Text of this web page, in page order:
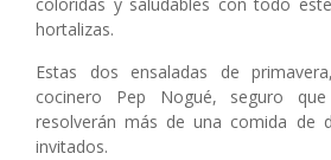
hortalizas.
Estas dos ensaladas de
cocinero Pep Nogué, seguro
resolverán más de una comida de
invitados.